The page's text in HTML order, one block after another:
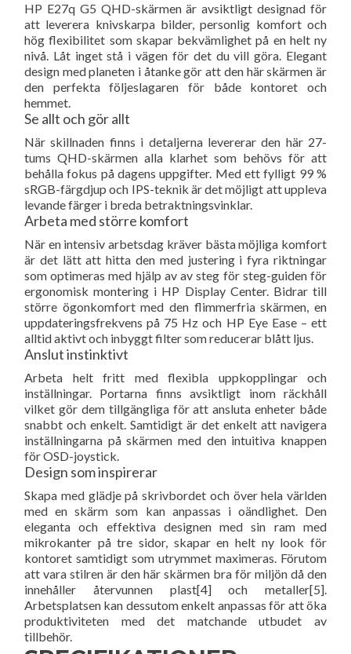
HP E27q G5 QHD-skärmen är avsiktligt designad för
att leverera knivskarpa bilder, personlig komfort och
hög flexibilitet som skapar bekvämlighet på en helt ny
nivå. Låt inget stå i vägen för det du vill göra. Elegant
design med planeten i åtanke gör att den här skärmen är
den perfekta följeslagaren för både kontoret och
hemmet.
Se allt och gör allt
När skillnaden finns i detaljerna levererar den här 27-
tums QHD-skärmen alla klarhet som behövs för att
behålla fokus på dagens uppgifter. Med ett fylligt 99 %
sRGB-färgdjup och IPS-teknik är det möjligt att uppleva
levande färger i breda betraktningsvinklar.
Arbeta med större komfort
När en intensiv arbetsdag kräver bästa möjliga komfort
är det lätt att hitta den med justering i fyra riktningar
som optimeras med hjälp av av steg för steg-guiden för
ergonomisk montering i HP Display Center. Bidrar till
större ögonkomfort med den flimmerfria skärmen, en
uppdateringsfrekvens på 75 Hz och HP Eye Ease – ett
alltid aktivt och inbyggt filter som reducerar blått ljus.
Anslut instinktivt
Arbeta helt fritt med flexibla uppkopplingar och
inställningar. Portarna finns avsiktligt inom räckhåll
vilket gör dem tillgängliga för att ansluta enheter både
snabbt och enkelt. Samtidigt är det enkelt att navigera
inställningarna på skärmen med den intuitiva knappen
för OSD-joystick.
Design som inspirerar
Skapa med glädje på skrivbordet och över hela världen
med en skärm som kan anpassas i oändlighet. Den
eleganta och effektiva designen med sin ram med
mikrokanter på tre sidor, skapar en helt ny look för
kontoret samtidigt som utrymmet maximeras. Förutom
att vara stilren är den här skärmen bra för miljön då den
innehåller återvunnen plast[4] och metaller[5].
Arbetsplatsen kan dessutom enkelt anpassas för att öka
produktiviteten med det matchande utbudet av
tillbehör.